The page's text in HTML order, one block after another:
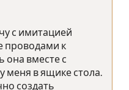
с имитацией
проводами к
она вместе с
меня в ящике стола.
создать